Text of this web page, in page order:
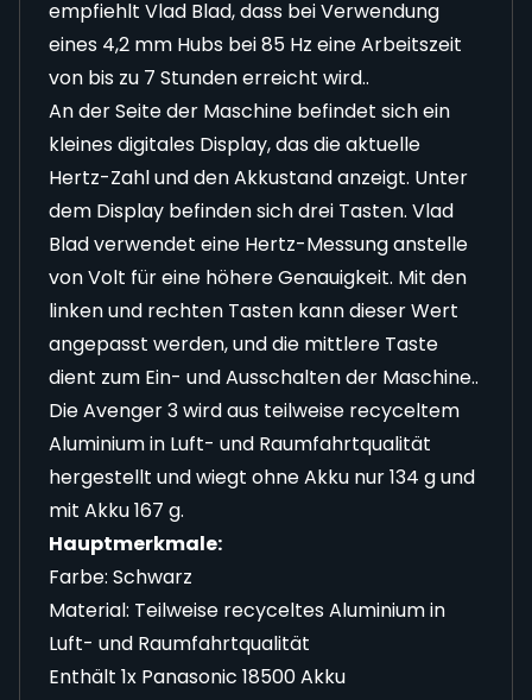
empfiehlt Vlad Blad, dass bei Verwendung
eines 4,2 mm Hubs bei 85 Hz eine Arbeitszeit
von bis zu 7 Stunden erreicht wird..
An der Seite der Maschine befindet sich ein
kleines digitales Display, das die aktuelle
Hertz-Zahl und den Akkustand anzeigt. Unter
dem Display befinden sich drei Tasten. Vlad
Blad verwendet eine Hertz-Messung anstelle
von Volt für eine höhere Genauigkeit. Mit den
linken und rechten Tasten kann dieser Wert
angepasst werden, und die mittlere Taste
dient zum Ein- und Ausschalten der Maschine..
Die Avenger 3 wird aus teilweise recyceltem
Aluminium in Luft- und Raumfahrtqualität
hergestellt und wiegt ohne Akku nur 134 g und
mit Akku 167 g.
Hauptmerkmale:
Farbe: Schwarz
Material: Teilweise recyceltes Aluminium in
Luft- und Raumfahrtqualität
Enthält 1x Panasonic 18500 Akku